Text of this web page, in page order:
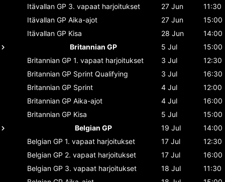
Itävallan GP 3. vapaat harjoitukset 27 Jun
11:30
Itävallan GP Aika-ajot 27 Jun
15:00
Itävallan GP Kisa 28 Jun
14:00
Britannian GP
5 Jul
15:00
Britannian GP 1. vapaat harjoitukset 3 Jul
12:30
Britannian GP Sprint Qualifying 3 Jul
16:30
Britannian GP Sprint 4 Jul
12:00
Britannian GP Aika-ajot 4 Jul
16:00
Britannian GP Kisa 5 Jul
15:00
Belgian GP
19 Jul
14:00
Belgian GP 1. vapaat harjoitukset 17 Jul
12:30
Belgian GP 2. vapaat harjoitukset 17 Jul
16:00
Belgian GP 3. vapaat harjoitukset 18 Jul
11:30